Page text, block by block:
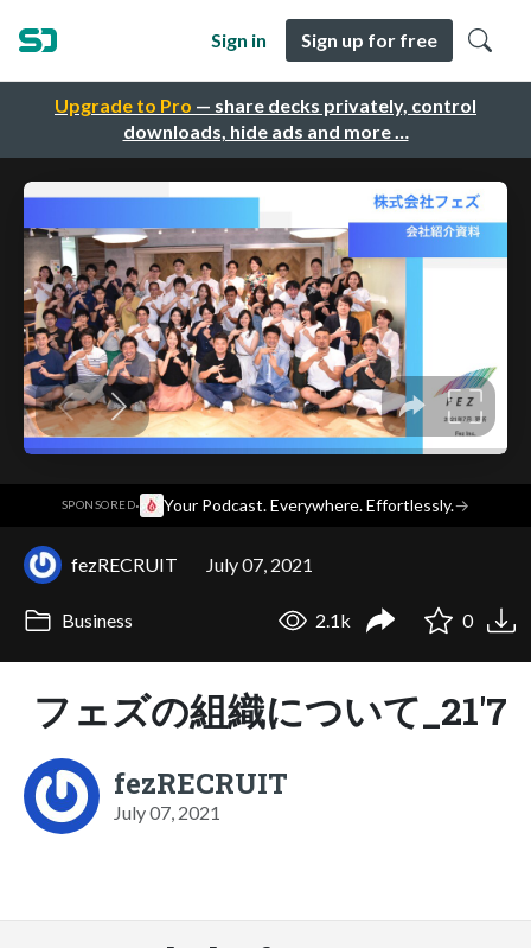
Upgrade to Pro — share decks privately, control
downloads, hide ads and more …
Sign in Sign up for free
SPONSORED· Your Podcast. Everywhere. Effortlessly.→
fezRECRUIT July 07, 2021
Business 2.1k 0
フェズの組織について_21'7
fezRECRUIT
July 07, 2021